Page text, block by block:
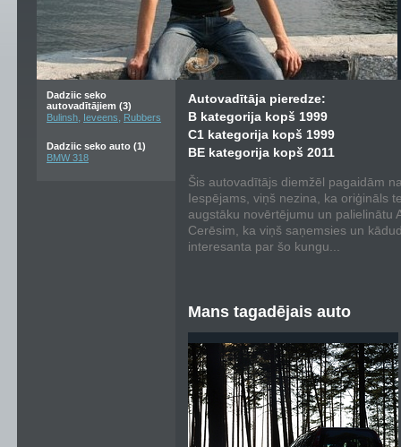
Dadziic seko
autovadītājiem (3)
Bulinsh, Ieveens, Rubbers
Dadziic seko auto (1)
BMW 318
Autovadītāja pieredze:
B kategorija kopš 1999
C1 kategorija kopš 1999
BE kategorija kopš 2011
Šis autovadītājs diemžēl pagaidām
Iespējams, viņš nezina, ka oriģināls
augstāku novērtējumu un palielinātu
Cerēsim, ka viņš saņemsies un
interesanta par šo kungu...
Mans tagadējais auto